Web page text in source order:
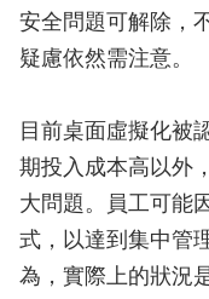
安全問題可解除，
疑慮依然需注意。
目前桌面虛擬化被
期投入成本高以外
大問題。員工可能
式，以達到集中管
為，實際上的狀況